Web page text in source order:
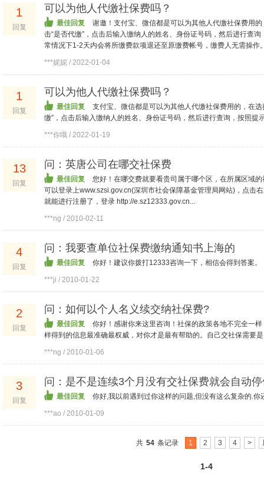
1
回复
可以为他人代缴社保费吗？
最佳回复
谢邀！支付宝、微信都是可以为其他人代缴社保费用
击“是否代缴”，点击后输入缴纳人的姓名、身份证号码，然后进行查
常情况下1-2天内会将所缴费款项退还至原缴费帐号，缴费人无需操作
***妮妮 / 2022-01-04
1
回复
可以为他人代缴社保费吗？
最佳回复
支付宝、微信都是可以为其他人代缴社保费用的，在
缴”，点击后输入缴纳人的姓名、身份证号码，然后进行查询，按照提
***你哦 / 2022-01-19
13
回复
问：英唐公司在哪交社保费
最佳回复
您好！在哪交费就要看贵司属于哪个区，在所属区域
可以登录上www.szsi.gov.cn(深圳市社会保障基金管理局网站)，点击
就能进行注册了，登录 http://e.sz12333.gov.cn...
***ng / 2010-02-11
4
回复
问：我要查单位社保费缴纳通知书上海的
最佳回复 你好！建议你拨打12333咨询一下，相信会得到答案。
***ji / 2010-01-22
2
回复
问：如何以个人名义续交纳社保费?
最佳回复
你好！感谢你来这里咨询！社保的政策各地不完全一
样得到的信息最准确最权威，对你才是最有帮助的。自己交社保需要
***ng / 2010-01-06
3
回复
问：是不是连续3个月没有交社保费就会自动
最佳回复 你好,我以前遇到过你这样的问题,但没有这么复杂的.
***ao / 2010-01-09
共 54 条记录 1 2 3 4 >
1-4